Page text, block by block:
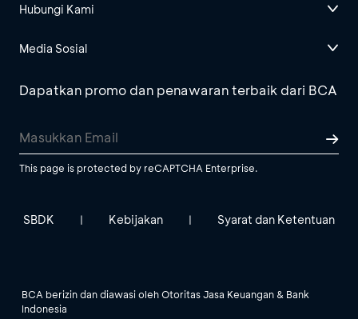
Hubungi Kami
Media Sosial
Dapatkan promo dan penawaran terbaik dari BCA
This page is protected by reCAPTCHA Enterprise.
SBDK | Kebijakan | Syarat dan Ketentuan
BCA berizin dan diawasi oleh Otoritas Jasa Keuangan & Bank
Indonesia